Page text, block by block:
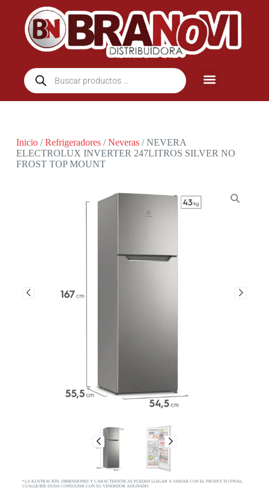
Inicio/Refrigeradores/Neveras/ NEVERA
ELECTROLUX INVERTER 247LITROS SILVER NO
FROST TOP MOUNT
*LA ILUSTRACIÓN, DIMENSIONES Y CARACTERISTICAS PUEDEN LLEGAR A VARIAR CON EL PRODUCTO FINAL,
CUALQUIER DUDA CONSULTAR CON SU VENDEDOR ASIGNADO